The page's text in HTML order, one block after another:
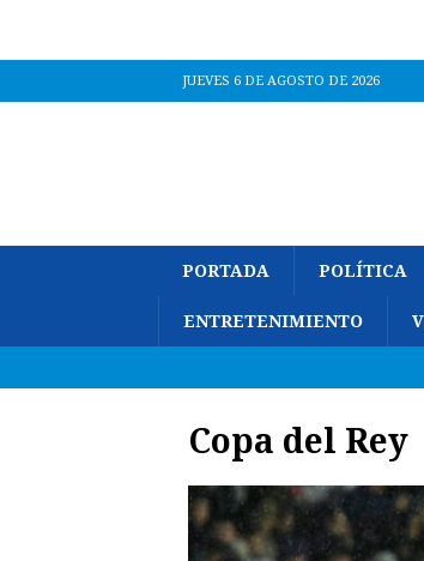
JUEVES 6 DE AGOSTO DE 2026
PORTADA POLÍTICA
ENTRETENIMIENTO
Copa del Rey